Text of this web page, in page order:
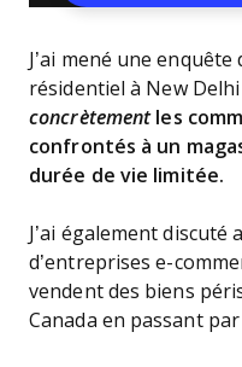
J’ai mené une
résidentiel à New
concrètement les
confrontés à un
durée de vie limitée.
J’ai également
d’entreprises e-
vendent des biens
Canada en passant